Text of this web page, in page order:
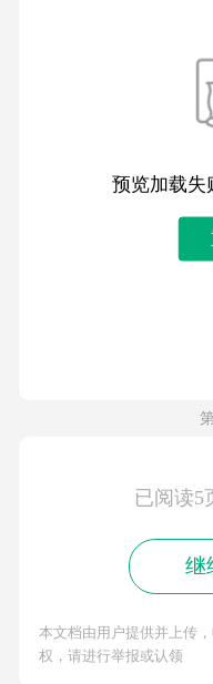
预览加载失
已阅读5
继
本文档由用户提供并上传
权，请进行举报或认领